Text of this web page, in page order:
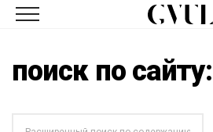
поиск по сайту: